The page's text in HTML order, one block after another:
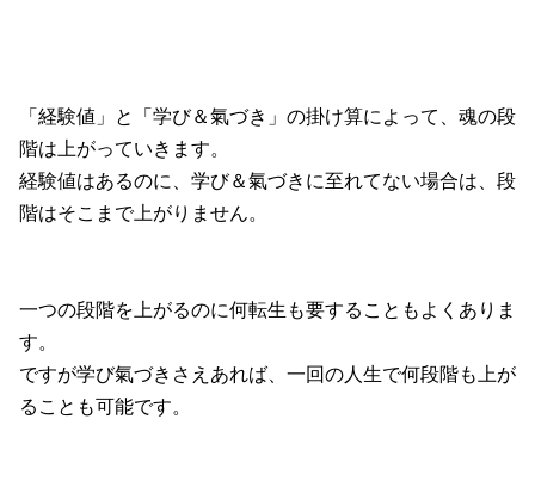
「経験値」と「学び＆氣づき」の掛け算によって、魂の段
階は上がっていきます。
経験値はあるのに、学び＆氣づきに至れてない場合は、段
階はそこまで上がりません。
一つの段階を上がるのに何転生も要することもよくありま
す。
ですが学び氣づきさえあれば、一回の人生で何段階も上が
ることも可能です。